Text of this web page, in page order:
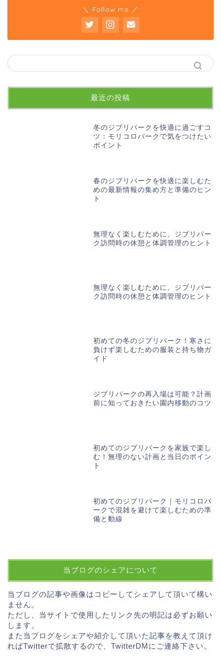
＼ Follow me ／
最近の投稿
冬のジブリパークを快適に過ごすコ
ツ：モリコロパークで気をつけたい
ポイント
春のジブリパークを快適に楽しむた
めの最新情報の集め方と準備のヒン
ト
無理なく楽しむために。ジブリパー
ク訪問時の休憩と体調管理のヒント
無理なく楽しむために。ジブリパー
ク訪問時の休憩と体調管理のヒント
初めての冬のジブリパーク！寒さに
負けず楽しむための服装と持ち物ガ
イド
ジブリパークの再入場は可能？計画
前に知っておきたい園内移動のコツ
初めてのジブリパークを家族で楽し
む！無理のない計画と当日のポイン
ト
初めてのジブリパーク｜モリコロパ
ークで混雑を避けて楽しむための準
備と動線
当ブログのシェアについて
当ブログの記事や画像はコピーしてシェアして頂いて構い
ません。
ただし、当サイトで使用したリンク先の明記は必ずお願い
します。
また当ブログをシェアや紹介して頂いた記事を教えて頂け
ればTwitterで拡散するので、TwitterDMにご連絡下さい。